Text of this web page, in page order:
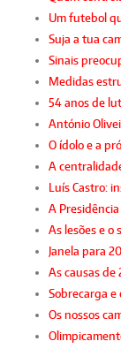
Um futebol
Suja a tua
Sinais
Medidas
54 anos de
António
O ídolo e a
A
Luís Castro:
A
As lesões e o
Janela para
As causas de
Sobrecarga e
Os nossos